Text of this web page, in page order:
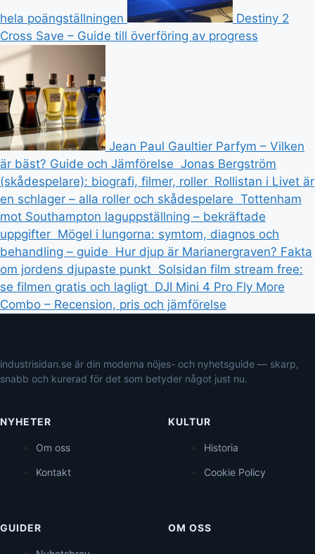
hela poängställningen
Destiny 2
Cross Save – Guide till överföring av progress
Jean Paul Gaultier Parfym – Vilken
är bäst? Guide och Jämförelse Jonas Bergström
(skådespelare): biografi, filmer, roller Rollistan i Livet är
en schlager – alla roller och skådespelare Tottenham
mot Southampton laguppställning – bekräftade
uppgifter Mögel i lungorna: symtom, diagnos och
behandling – guide Hur djup är Marianergraven? Fakta
om jordens djupaste punkt Solsidan film stream free:
se filmen gratis och lagligt DJI Mini 4 Pro Fly More
Combo – Recension, pris och jämförelse
industrisidan.se är din moderna nöjes- och nyhetsguide — skarp,
snabb och kurerad för det som betyder något just nu.
NYHETER
Om oss
Kontakt
KULTUR
Historia
Cookie Policy
GUIDER OM OSS